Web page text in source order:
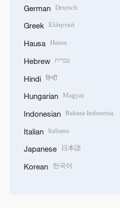
German Deutsch
Greek Ελληνικά
Hausa Hausa
Hebrew עברית
Hindi हिन्दी
Hungarian Magyar
Indonesian Bahasa Indonesia
Italian Italiano
Japanese 日本語
Korean 한국어